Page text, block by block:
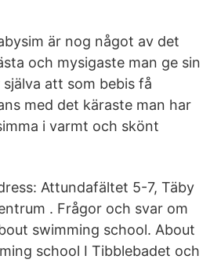
är nog något av det
och mysigaste man ge sin
själva att som bebis få
med det käraste man har
i varmt och skönt
Attundafältet 5-7, Täby
. Frågor och svar om
swimming school. About
school I Tibblebadet och